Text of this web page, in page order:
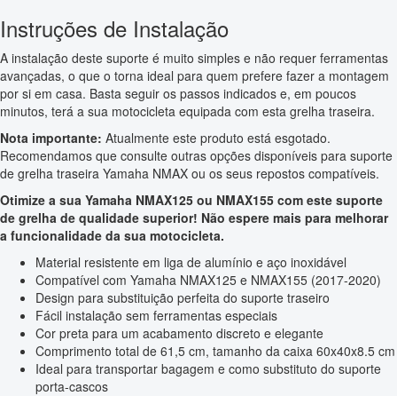
Instruções de Instalação
A instalação deste suporte é muito simples e não requer ferramentas
avançadas, o que o torna ideal para quem prefere fazer a montagem
por si em casa. Basta seguir os passos indicados e, em poucos
minutos, terá a sua motocicleta equipada com esta grelha traseira.
Nota importante: Atualmente este produto está esgotado.
Recomendamos que consulte outras opções disponíveis para suporte
de grelha traseira Yamaha NMAX ou os seus repostos compatíveis.
Otimize a sua Yamaha NMAX125 ou NMAX155 com este suporte
de grelha de qualidade superior! Não espere mais para melhorar
a funcionalidade da sua motocicleta.
Material resistente em liga de alumínio e aço inoxidável
Compatível com Yamaha NMAX125 e NMAX155 (2017-2020)
Design para substituição perfeita do suporte traseiro
Fácil instalação sem ferramentas especiais
Cor preta para um acabamento discreto e elegante
Comprimento total de 61,5 cm, tamanho da caixa 60x40x8.5 cm
Ideal para transportar bagagem e como substituto do suporte
porta-cascos